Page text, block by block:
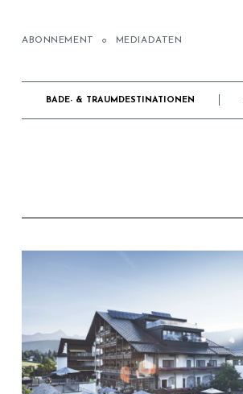
ABONNEMENT MEDIADATEN
BADE- & TRAUMDESTINATIONEN